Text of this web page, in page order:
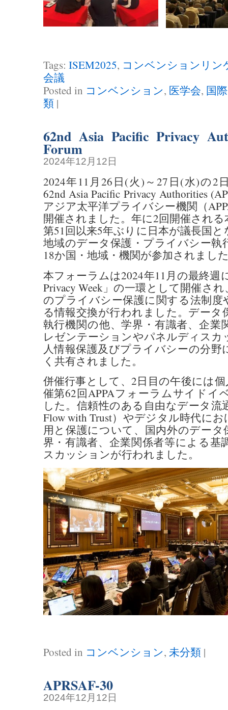
Tags: ISEM2025, コンベンションリン
会議
Posted in コンベンション, 医学会, 国
類|
62nd Asia Pacific Privacy
Forum
2024年12月12日
2024年11月26日(火)～27日(水)の2
62nd Asia Pacific Privacy Authorities
アジア太平洋プライバシー機関（
開催されました。年に2回開催される
第51回以来5年ぶりに日本が議長国
地域のデータ保護・プライバシー執
18か国・地域・機関が参加されまし
本フォーラムは2024年11月の最終週
Privacy Week」の一環として開催さ
のプライバシー保護に関する法制度
る情報交換が行われました。データ
執行機関の他、学界・有識者、企業
レゼンテーションやパネルディスカ
人情報保護及びプライバシーの分野
く共有されました。
併催行事として、2日目の午後には
催第62回APPAフォーラムサイドイ
した。信頼性のある自由なデータ流
Flow with Trust）やデジタル時代に
用と保護について、国内外のデータ
界・有識者、企業関係者等による基
スカッションが行われました。
Posted in コンベンション, 未分類|
APRSAF-30
2024年12月12日